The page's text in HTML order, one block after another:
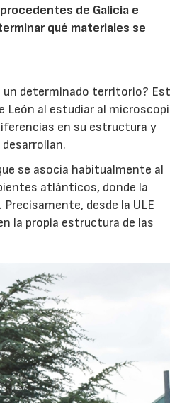
de Galicia e
qué materiales se
un determinado territorio?
León al estudiar al
en su estructura y
se asocia habitualmente al
atlánticos, donde la
desde la ULE
la propia estructura de las